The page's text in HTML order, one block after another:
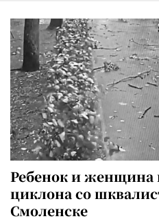
Ребенок и женщина
циклона со
Смоленске